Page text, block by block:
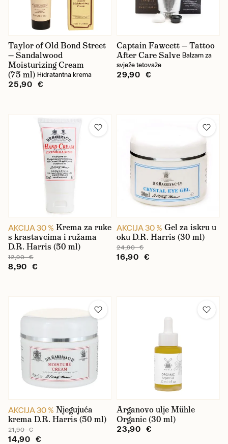
Taylor of Old Bond Street
— Sandalwood
Moisturizing Cream
(75 ml) Hidratantna krema
25,90 €
Captain Fawcett — Tattoo
After Care Salve Balzam za
svježe tetovaže
29,90 €
AKCIJA 30 % Krema za ruke
s krastavcima i ružama
D.R. Harris (50 ml)
12,90 €
8,90 €
AKCIJA 30 % Gel za iskru u
oku D.R. Harris (30 ml)
24,90 €
16,90 €
AKCIJA 30 % Njegujuća
krema D.R. Harris (50 ml)
21,90 €
14,90 €
Arganovo ulje Mühle
Organic (30 ml)
23,90 €